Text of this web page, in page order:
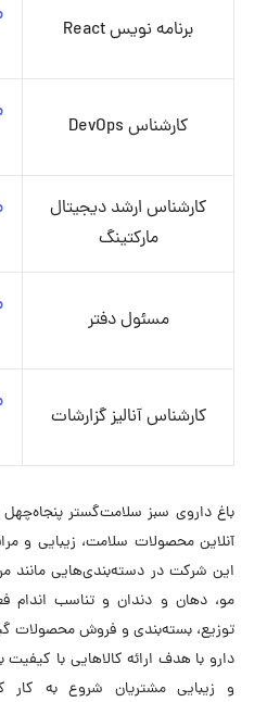
برنامه نویس React
کارشناس DevOps
کارشناس ارشد دیجیتال
مارکتینگ
مسئول دفتر
کارشناس آنالیز گزارشات
باغ داروی سبز سلامت‌گستر
آنلاین محصولات سلامت، زیبایی و
این شرکت در دسته‌بندی‌هایی مانند
مو، دهان و دندان و تناسب اندام
توزیع، بسته‌بندی و فروش محصولات
دارو با هدف ارائه کالاهایی با
و زیبایی مشتریان شروع به